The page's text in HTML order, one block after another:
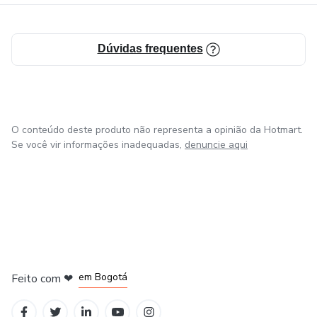
Pensando nisso, elaboramos nosso método de ensino para
pessoas que queiram iniciar nessa jornada do
Dúvidas frequentes
O conteúdo deste produto não representa a opinião da Hotmart.
Se você vir informações inadequadas, denuncie aqui
Feito com ❤ em Bogotá